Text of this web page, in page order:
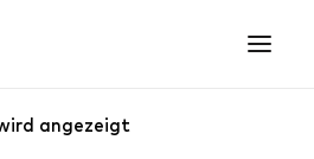
angezeigt